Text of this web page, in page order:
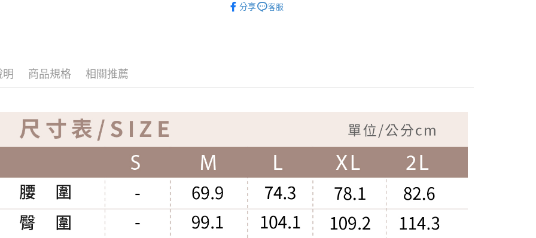
7-11取貨付款
分享
客服
明 商品規格 相關推薦